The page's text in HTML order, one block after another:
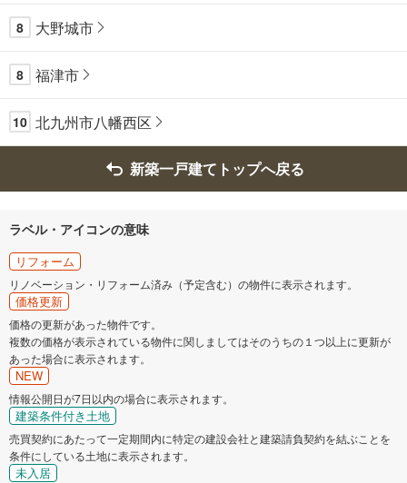
8 大野城市
8 福津市
10 北九州市八幡西区
新築一戸建てトップへ戻る
ラベル・アイコンの意味
リフォーム
リノベーション・リフォーム済み（予定含む）の物件に表示されます。
価格更新
価格の更新があった物件です。
複数の価格が表示されている物件に関しましてはそのうちの１つ以上に更新が
あった場合に表示されます。
NEW
情報公開日が7日以内の場合に表示されます。
建築条件付き土地
売買契約にあたって一定期間内に特定の建設会社と建築請負契約を結ぶことを
条件にしている土地に表示されます。
未入居